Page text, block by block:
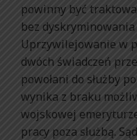
powinny być
bez
Uprzywilejowanie w
dwóch świadczeń
powołani do służby
wynika z braku
wojskowej
pracy poza służbą.